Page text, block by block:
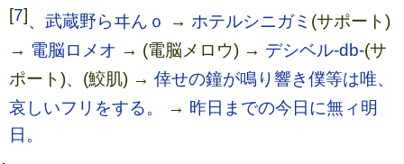
[7]、武蔵野らヰんｏ → ホテルシニガミ (サポート)
→ 電脳ロメオ → (電脳メロウ) → デシベル-db-(サ
ポート)、(鮫肌) →倖せの鐘が鳴り響き僕等は唯、
哀しいフリをする。
→ 昨日までの今日に無ィ明
日。